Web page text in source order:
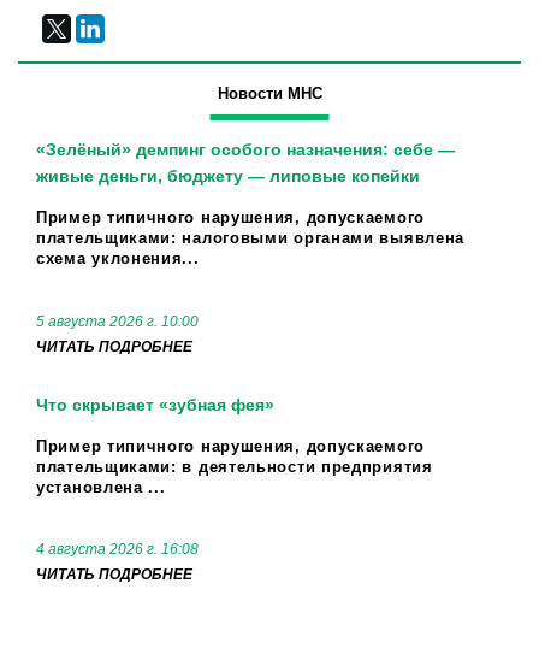
Новости МНС
«Зелёный» демпинг особого назначения: себе —
живые деньги, бюджету — липовые копейки
Пример типичного нарушения, допускаемого
плательщиками: налоговыми органами выявлена
схема уклонения...
5 августа 2026 г. 10:00
ЧИТАТЬ ПОДРОБНЕЕ
Что скрывает «зубная фея»
Пример типичного нарушения, допускаемого
плательщиками: в деятельности предприятия
установлена ...
4 августа 2026 г. 16:08
ЧИТАТЬ ПОДРОБНЕЕ